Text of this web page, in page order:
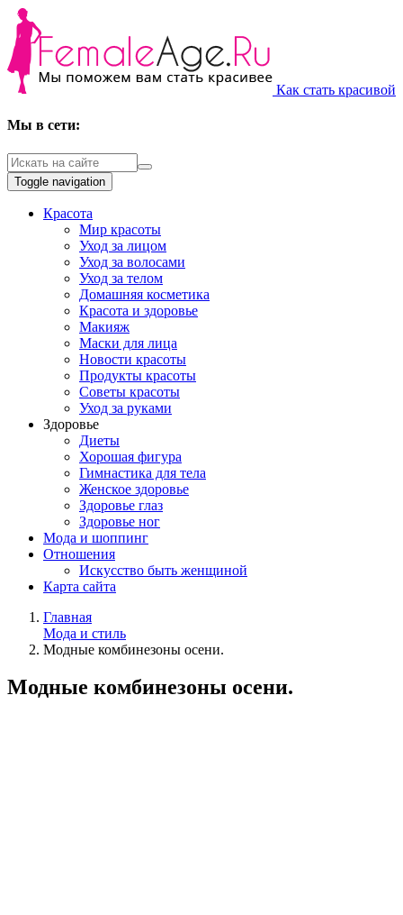
Как стать красивой
Мы в сети:
Toggle navigation
Красота
Мир красоты
Уход за лицом
Уход за волосами
Уход за телом
Домашняя косметика
Красота и здоровье
Макияж
Маски для лица
Новости красоты
Продукты красоты
Советы красоты
Уход за руками
Здоровье
Диеты
Хорошая фигура
Гимнастика для тела
Женское здоровье
Здоровье глаз
Здоровье ног
Мода и шоппинг
Отношения
Искусство быть женщиной
Карта сайта
Главная
Мода и стиль
Модные комбинезоны осени.
Модные комбинезоны осени.